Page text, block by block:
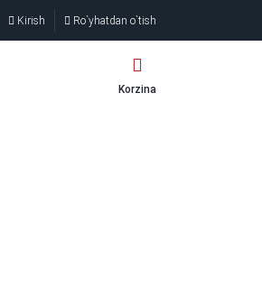
Kirish Ro`yhatdan o`tish
Korzina